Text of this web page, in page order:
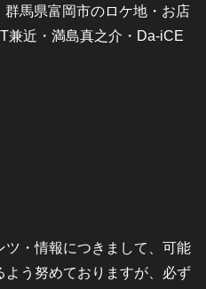
群馬県富岡市のロケ地・お店
兼近・満島真之介・Da-iCE
・情報につきまして、可能
う努めておりますが、必ず